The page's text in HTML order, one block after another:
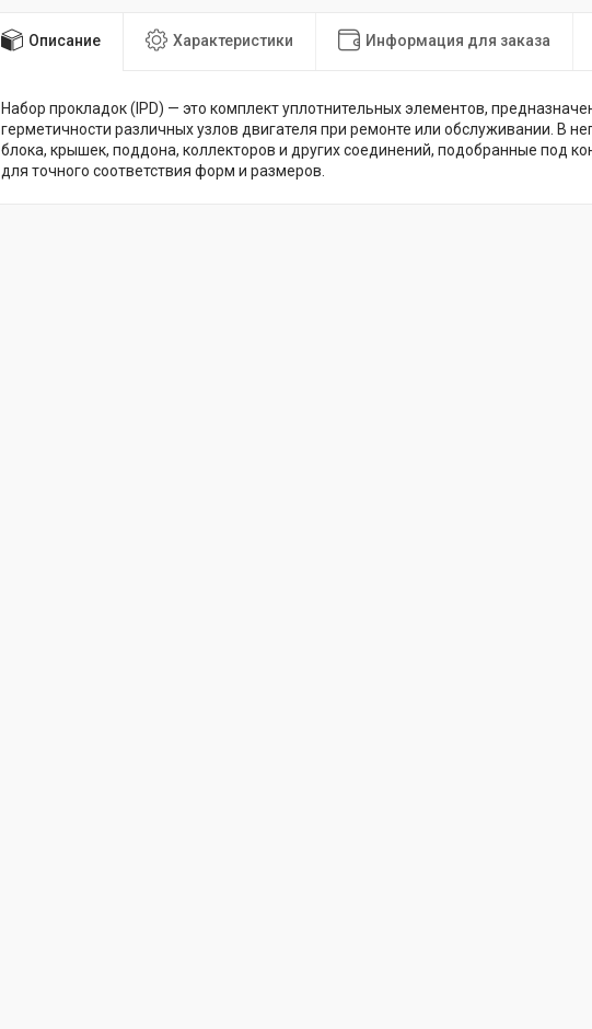
Описание Характеристики Информация для заказа
Набор прокладок (IPD) — это комплект уплотнительных элементов,
герметичности различных узлов двигателя при ремонте или обслуживании. В
блока, крышек, поддона, коллекторов и других соединений, подобранные под
для точного соответствия форм и размеров.